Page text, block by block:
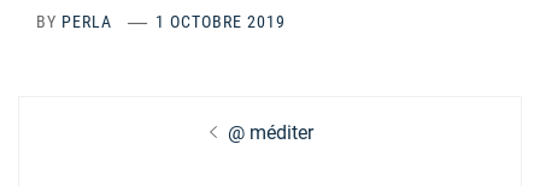
BY PERLA 1 OCTOBRE 2019
Previous
@ méditer